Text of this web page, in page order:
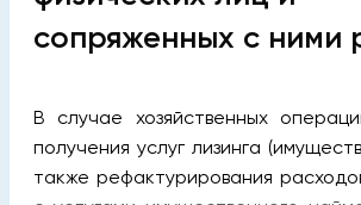
сопряженных с ними
В случае хозяйственных
получения услуг лизинга
также рефактурирования